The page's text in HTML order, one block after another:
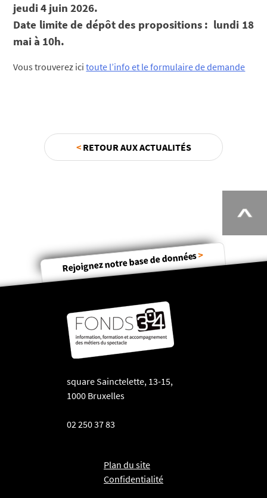
jeudi 4 juin 2026.
Date limite de dépôt des propositions : lundi 18
mai à 10h.
Vous trouverez icitoute l’info et le formulaire de demande
<RETOUR AUX ACTUALITÉS
Rejoignez notre base de données>
square Sainctelette, 13-15,
1000 Bruxelles
02 250 37 83
Plan du site
Confidentialité